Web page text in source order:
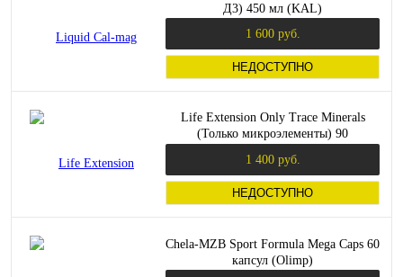
Д3) 450 мл (KAL)
1 600 руб.
НЕДОСТУПНО
Life Extension Only Trace Minerals
(Только микроэлементы) 90
1 400 руб.
НЕДОСТУПНО
Chela-MZB Sport Formula Mega Caps 60
капсул (Olimp)